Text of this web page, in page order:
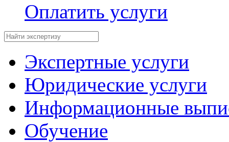
Оплатить услуги
Экспертные услуги
Юридические услуги
Информационные
Обучение